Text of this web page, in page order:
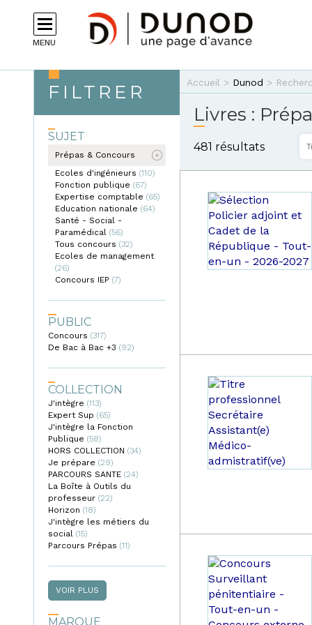
MENU
Vous êtes ici
Accueil > Dunod >
Livres :
481 résultats
SUJET
Prépas & Concours
Ecoles d'ingénieurs (110)
d'ingénieurs
Fonction publique (67)
Fonction
publique
Expertise comptable (65)
Education nationale (64)
Santé - Social -
Paramédical (56)
- Social -
Paramédical
Tous concours (32)
Tous
Ecoles de management
(26)
management filter
Concours IEP (7)
IEP filter
PUBLIC
Concours (317)
Concours
De Bac à Bac +3 (92)
à Bac
COLLECTION
J'intègre (113)
filter
Expert Sup (65)
Sup filter
J'intègre la Fonction
Publique (58)
la Fonction
Publique filter
HORS COLLECTION (34)
Je prépare (29)
prépare
filter
PARCOURS SANTE (24)
La Boîte à Outils du
professeur (22)
Outils du
filter
Horizon (18)
filter
J'intègre les métiers du
social (15)
les métiers du
Parcours Prépas (11)
Prépas
VOIR PLUS
MARQUE